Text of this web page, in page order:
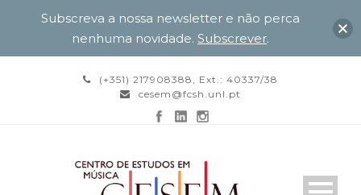
(+351) 217908388, Ext.: 40337/38
cesem@fcsh.unl.pt
Subscreva a nossa newsletter e não perca
nenhuma novidade. Subscrever.